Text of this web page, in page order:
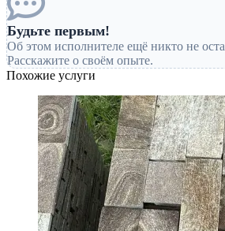
Будьте первым!
Об этом исполнителе ещё никто не
Расскажите о своём опыте.
Похожие услуги